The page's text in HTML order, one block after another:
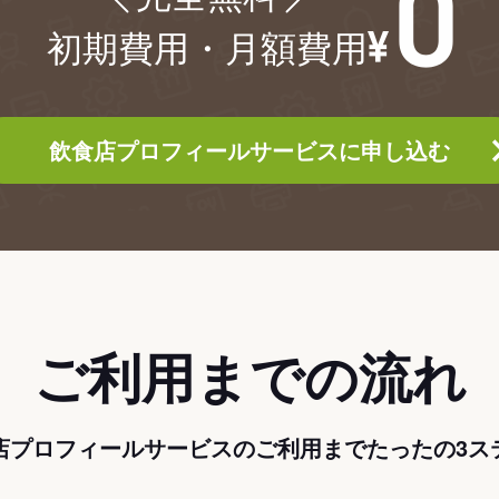
初期費用・月額費用
飲食店プロフィールサービスに申し込む
ご利用までの流れ
プロフィールサービスのご利用までたったの3ス